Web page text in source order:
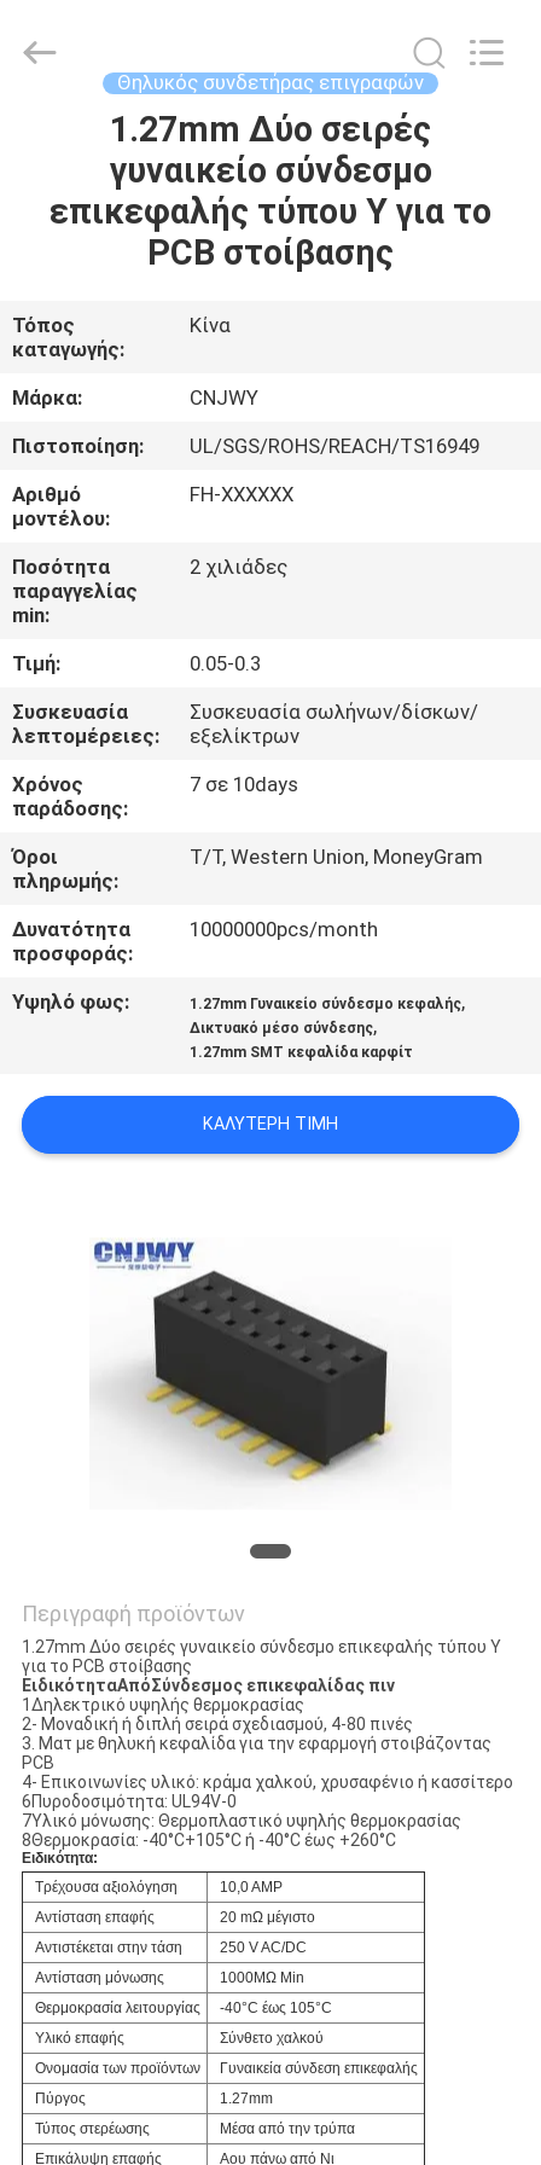
ΠΡΟΪΌΝΤΑ
ΕΜΕΊΣ
ΓΎΡΟΣ
ΕΡΓΟΣΤΑΣΊΩΝ
ΠΟΙΟΤΙΚΌΣ
ΈΛΕΓΧΟΣ
ΕΛΆΤΕ
ΣΕ
ΕΠΑΦΉ
ΜΕ
ΖΗΤΉΣΤΕ
ΈΝΑ
ΑΠΌΣΠΑΣΜΑ
SITEMAP
PRIVACY
POLICY
Electronic
Co.,Ltd.
Θηλυκός συνδετήρας επιγραφών
1.27mm Δύο σειρές
γυναικείο σύνδεσμο
επικεφαλής τύπου Y για το
PCB στοίβασης
Τόπος
καταγωγής:
Κίνα
Μάρκα:
CNJWY
Πιστοποίηση:
UL/SGS/ROHS/REACH/TS16949
Αριθμό
μοντέλου:
FH-XXXXXX
Ποσότητα
παραγγελίας
min:
2 χιλιάδες
Τιμή:
0.05-0.3
Συσκευασία
λεπτομέρειες:
Συσκευασία σωλήνων/δίσκων/
εξελίκτρων
Χρόνος
παράδοσης:
7 σε 10days
Όροι
πληρωμής:
T/T, Western Union, MoneyGram
Δυνατότητα
προσφοράς:
10000000pcs/month
Υψηλό φως: 1.27mm Γυναικείο σύνδεσμο κεφαλής,
Δικτυακό μέσο σύνδεσης,
1.27mm SMT κεφαλίδα καρφίτ
ΚΑΛΎΤΕΡΗ ΤΙΜΉ
Περιγραφή προϊόντων
1.27mm Δύο σειρές γυναικείο σύνδεσμο επικεφαλής τύπου Y
για το PCB στοίβασης
ΕιδικότηταΑπόΣύνδεσμος επικεφαλίδας πιν
1Δηλεκτρικό υψηλής θερμοκρασίας
2- Μοναδική ή διπλή σειρά σχεδιασμού, 4-80 πινές
3. Ματ με θηλυκή κεφαλίδα για την εφαρμογή στοιβάζοντας
PCB
4- Επικοινωνίες υλικό: κράμα χαλκού, χρυσαφένιο ή κασσίτερο
6Πυροδοσιμότητα: UL94V-0
7Υλικό μόνωσης: Θερμοπλαστικό υψηλής θερμοκρασίας
8Θερμοκρασία: -40°C+105°C ή -40°C έως +260°C
Ειδικότητα:
Τρέχουσα αξιολόγηση
10,0 AMP
Αντίσταση επαφής
20 mΩ μέγιστο
Αντιστέκεται στην τάση
250 V AC/DC
Αντίσταση μόνωσης
1000MΩ Min
Θερμοκρασία λειτουργίας
-40°C έως 105°C
Υλικό επαφής
Σύνθετο χαλκού
Ονομασία των προϊόντων
Γυναικεία σύνδεση επικεφαλής
Πύργος
1.27mm
Τύπος στερέωσης
Μέσα από την τρύπα
Επικάλυψη επαφής
Αου πάνω από Νι